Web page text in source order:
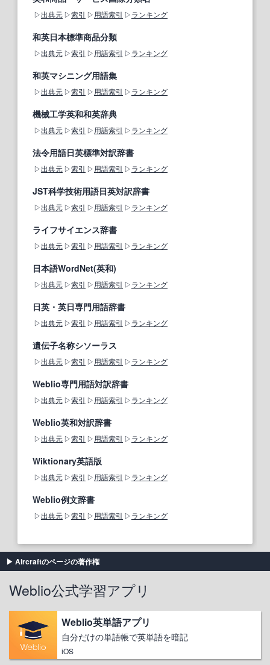
出典元 索引 用語索引 ランキング
和英日本標準商品分類
出典元 索引 用語索引 ランキング
和英マシニング用語集
出典元 索引 用語索引 ランキング
機械工学英和和英辞典
出典元 索引 用語索引 ランキング
法令用語日英標準対訳辞書
出典元 索引 用語索引 ランキング
JST科学技術用語日英対訳辞書
出典元 索引 用語索引 ランキング
ライフサイエンス辞書
出典元 索引 用語索引 ランキング
日本語WordNet(英和)
出典元 索引 用語索引 ランキング
日英・英日専門用語辞書
出典元 索引 用語索引 ランキング
遺伝子名称シソーラス
出典元 索引 用語索引 ランキング
Weblio専門用語対訳辞書
出典元 索引 用語索引 ランキング
Weblio英和対訳辞書
出典元 索引 用語索引 ランキング
Wiktionary英語版
出典元 索引 用語索引 ランキング
Weblio例文辞書
出典元 索引 用語索引 ランキング
Aircraftのページの著作権
Weblio公式学習アプリ
Weblio英単語アプリ
自分だけの単語帳で英単語を暗記
iOS